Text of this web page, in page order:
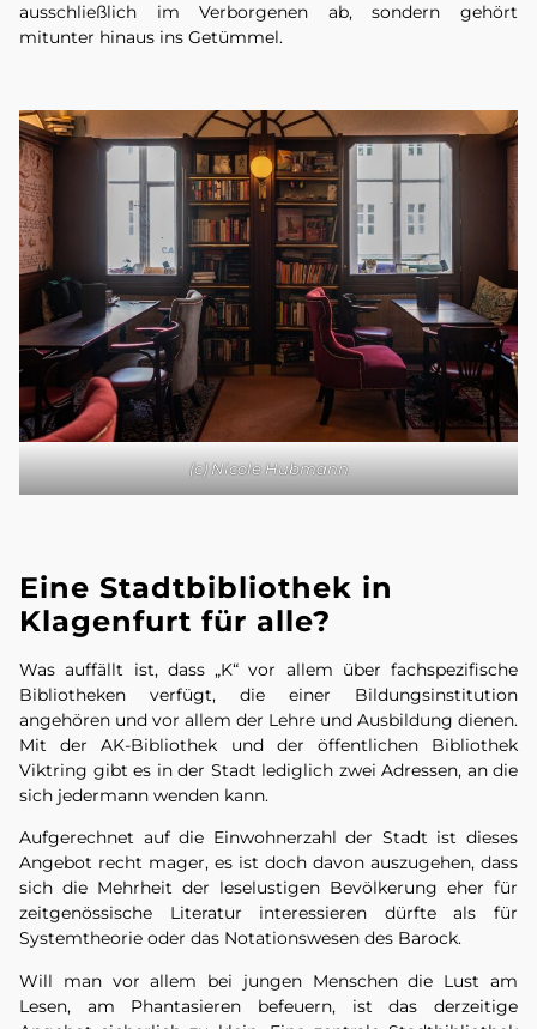
ausschließlich im Verborgenen ab, sondern gehört
mitunter hinaus ins Getümmel.
(c) Nicole Hubmann
Eine Stadtbibliothek in
Klagenfurt für alle?
Was auffällt ist, dass „K“ vor allem über fachspezifische
Bibliotheken verfügt, die einer Bildungsinstitution
angehören und vor allem der Lehre und Ausbildung dienen.
Mit der AK-Bibliothek und der öffentlichen Bibliothek
Viktring gibt es in der Stadt lediglich zwei Adressen, an die
sich jedermann wenden kann.
Aufgerechnet auf die Einwohnerzahl der Stadt ist dieses
Angebot recht mager, es ist doch davon auszugehen, dass
sich die Mehrheit der leselustigen Bevölkerung eher für
zeitgenössische Literatur interessieren dürfte als für
Systemtheorie oder das Notationswesen des Barock.
Will man vor allem bei jungen Menschen die Lust am
Lesen, am Phantasieren befeuern, ist das derzeitige